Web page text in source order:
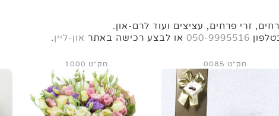
זרי פרחים, עציצים ועוד לרם-און.
050-9995516 או לבצע רכישה באתר און-ליין.
מק"ט 0085 מק"ט 1000